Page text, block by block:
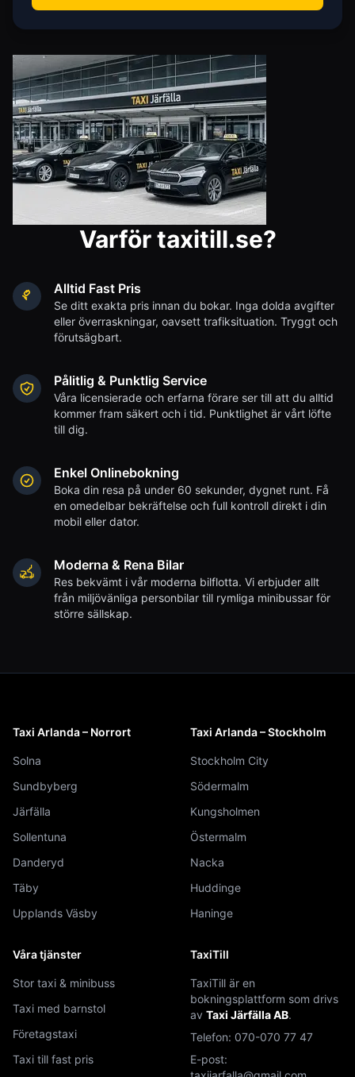
Varför taxitill.se?
Alltid Fast Pris
Se ditt exakta pris innan du bokar. Inga dolda avgifter
eller överraskningar, oavsett trafiksituation. Tryggt och
förutsägbart.
Pålitlig & Punktlig Service
Våra licensierade och erfarna förare ser till att du alltid
kommer fram säkert och i tid. Punktlighet är vårt löfte
till dig.
Enkel Onlinebokning
Boka din resa på under 60 sekunder, dygnet runt. Få
en omedelbar bekräftelse och full kontroll direkt i din
mobil eller dator.
Moderna & Rena Bilar
Res bekvämt i vår moderna bilflotta. Vi erbjuder allt
från miljövänliga personbilar till rymliga minibussar för
större sällskap.
Taxi Arlanda – Norrort
Solna
Sundbyberg
Järfälla
Sollentuna
Danderyd
Täby
Upplands Väsby
Taxi Arlanda – Stockholm
Stockholm City
Södermalm
Kungsholmen
Östermalm
Nacka
Huddinge
Haninge
Våra tjänster
Stor taxi & minibuss
Taxi med barnstol
Företagstaxi
Taxi till fast pris
TaxiTill
TaxiTill är en
bokningsplattform som drivs
av Taxi Järfälla AB.
Telefon: 070-070 77 47
E-post: